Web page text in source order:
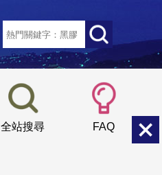
全站搜尋 FAQ
小 中